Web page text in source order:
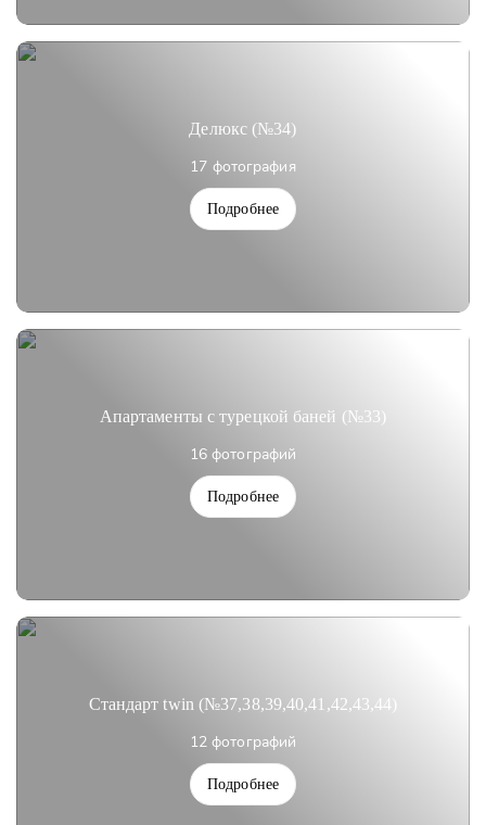
Делюкс (№34)
17 фотография
Подробнее
Апартаменты с турецкой баней (№33)
16 фотографий
Подробнее
Стандарт twin (№37,38,39,40,41,42,43,44)
12 фотографий
Подробнее